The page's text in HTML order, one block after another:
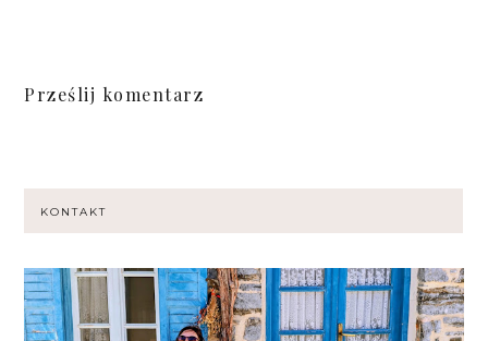
Prześlij komentarz
KONTAKT